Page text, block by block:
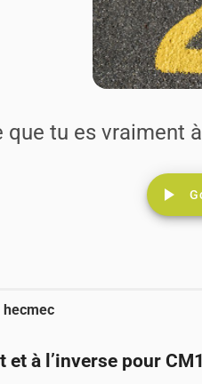
que tu es vraiment
play_arrow
hecmec
et à l’inverse pour